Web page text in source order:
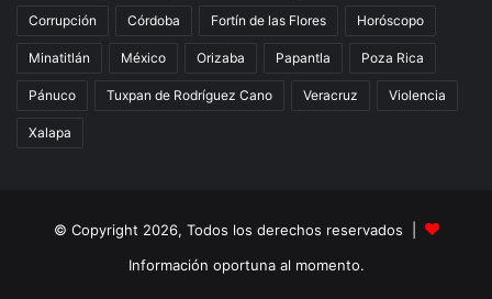
Corrupción Córdoba Fortín de las Flores Horóscopo
Minatitlán México Orizaba Papantla Poza Rica
Pánuco Tuxpan de Rodríguez Cano Veracruz Violencia
Xalapa
© Copyright 2026, Todos los derechos reservados |
Información oportuna al momento.